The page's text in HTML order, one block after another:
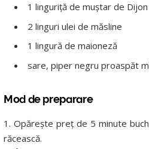
1 linguriţă de muştar de Dijon
2 linguri ulei de măsline
1 lingură de maioneză
sare, piper negru proaspăt
Mod de preparare
1. Opăreşte preţ de 5 minute
răcească.